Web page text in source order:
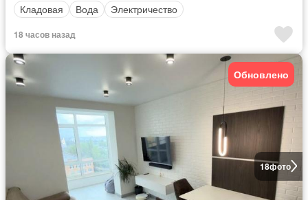
Кладовая
Вода Электричество
18 часов назад
18фото
Обновлено